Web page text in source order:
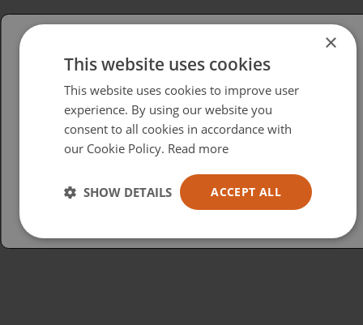
Please select your region/language
British
USA
Español
×
This website uses cookies
This website uses cookies to improve user
experience. By using our website you
consent to all cookies in accordance with
our Cookie Policy. Read more
ACCEPT ALL
SHOW DETAILS